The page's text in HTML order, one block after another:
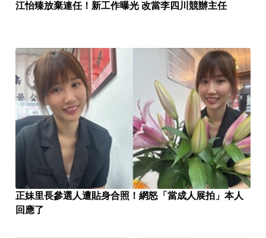
江怡臻放棄連任！新工作曝光 改當李四川競辦主任
正妹里長參選人遭貼身合照！網怒「當成人展拍」本人
回應了